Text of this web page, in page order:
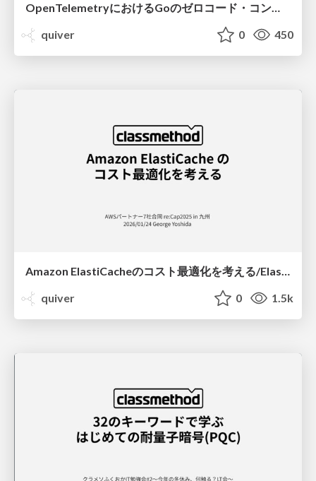
OpenTelemetryにおけるGoのゼロコード・コンパイル時計装について #fukuokago
quiver
0 450
quiver
0 1.5k